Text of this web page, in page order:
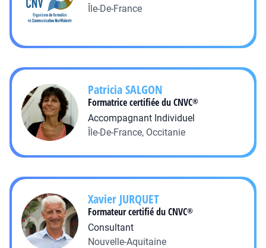
Île-De-France
PatriciaSALGON
Formatrice certifiée du CNVC®
Accompagnant Individuel
Île-De-France, Occitanie
Xavier JURQUET
Formateur certifié du CNVC®
Consultant
Nouvelle-Aquitaine